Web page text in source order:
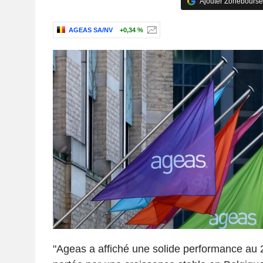
AGEAS SA/NV +0,34 %
"Ageas a affiché une solide performance au